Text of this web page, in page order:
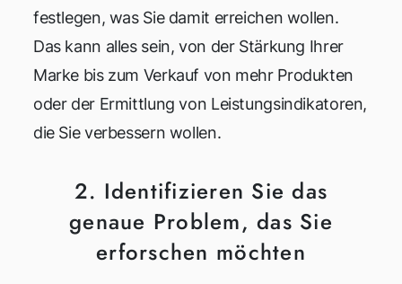
festlegen, was Sie damit erreichen wollen.
Das kann alles sein, von der Stärkung Ihrer
Marke bis zum Verkauf von mehr Produkten
oder der Ermittlung von Leistungsindikatoren,
die Sie verbessern wollen.
2. Identifizieren Sie das
genaue Problem, das Sie
erforschen möchten